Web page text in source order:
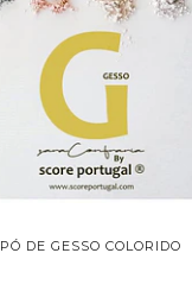
PÓ DE GESSO COLORIDO